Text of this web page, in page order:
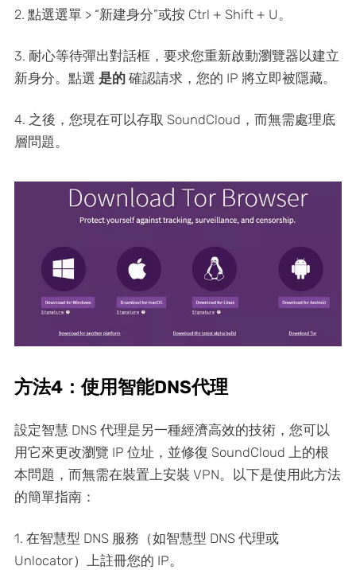
2. 點選選單 > “新建身分”或按 Ctrl + Shift + U。
3. 耐心等待彈出對話框，要求您重新啟動瀏覽器以建立
新身分。點選 是的確認請求，您的 IP 將立即被隱藏。
4. 之後，您現在可以存取 SoundCloud，而無需處理底
層問題。
方法4：使用智能DNS代理
設定智慧 DNS 代理是另一種經濟高效的技術，您可以
用它來更改瀏覽 IP 位址，並修復 SoundCloud 上的根
本問題，而無需在裝置上安裝 VPN。以下是使用此方法
的簡單指南：
1. 在智慧型 DNS 服務（如智慧型 DNS 代理或
Unlocator）上註冊您的 IP。